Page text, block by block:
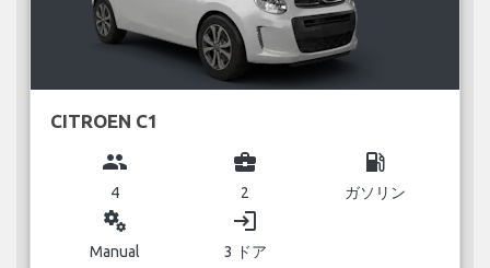
CITROEN C1
group
4
business_center
2
local_gas_station
ガソリン
miscellaneous_services
Manual
login
3 ドア